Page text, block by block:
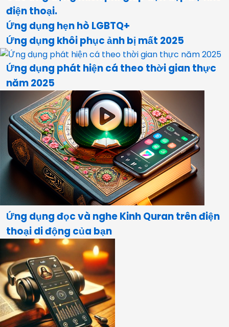
điện thoại.
Ứng dụng hẹn hò LGBTQ+
Ứng dụng khôi phục ảnh bị mất 2025
Ứng dụng phát hiện cá theo thời gian thực
năm 2025
Ứng dụng đọc và nghe Kinh Quran trên điện
thoại di động của bạn